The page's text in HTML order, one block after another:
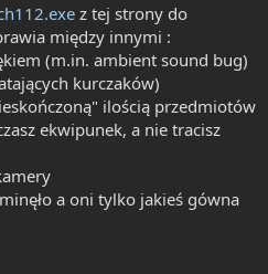
z tej strony do
między innymi :
(m.in. ambient sound bug)
kurczaków)
ilością przedmiotów
ekwipunek, a nie tracisz
a oni tylko jakieś gówna